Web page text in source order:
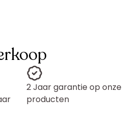
2 Jaar garantie op onze
producten